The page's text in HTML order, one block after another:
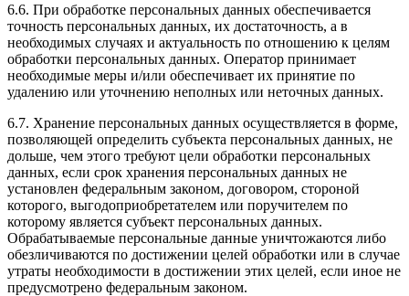
6.6. При обработке персональных данных обеспечивается
точность персональных данных, их достаточность, а в
необходимых случаях и актуальность по отношению к целям
обработки персональных данных. Оператор принимает
необходимые меры и/или обеспечивает их принятие по
удалению или уточнению неполных или неточных данных.
6.7. Хранение персональных данных осуществляется в форме,
позволяющей определить субъекта персональных данных, не
дольше, чем этого требуют цели обработки персональных
данных, если срок хранения персональных данных не
установлен федеральным законом, договором, стороной
которого, выгодоприобретателем или поручителем по
которому является субъект персональных данных.
Обрабатываемые персональные данные уничтожаются либо
обезличиваются по достижении целей обработки или в случае
утраты необходимости в достижении этих целей, если иное не
предусмотрено федеральным законом.